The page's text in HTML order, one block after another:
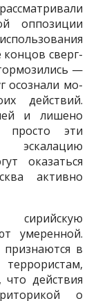
оппозиции
концов сверг­
—
осознали мо­
действий.
и лишено
просто эти
эскалацию
оказаться
активно
умеренной.
в
действия
о